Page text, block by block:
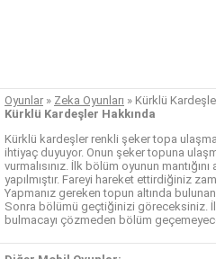
Oyunlar » Zeka Oyunları » Kürklü
Kürklü Kardeşler Hakkında
Kürklü kardeşler renkli şeker topa
ihtiyaç duyuyor. Onun şeker topuna
vurmalısınız. İlk bölüm oyunun
yapılmıştır. Fareyi hareket ettirdiğiniz
Yapmanız gereken topun altında
Sonra bölümü geçtiğinizi göreceksiniz.
bulmacayı çözmeden bölüm